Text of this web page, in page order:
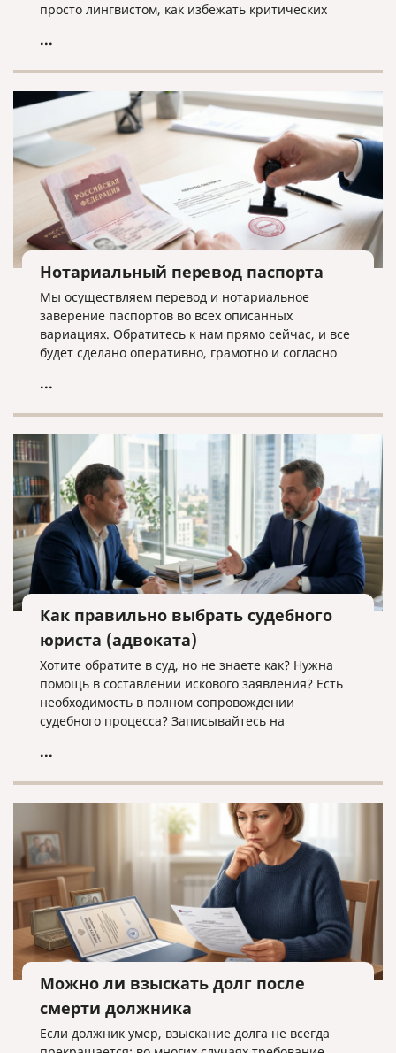
просто лингвистом, как избежать критических
получения качественного результата при работе с
...
Нотариальный перевод паспорта
Мы осуществляем перевод и нотариальное
заверение паспортов во всех описанных
вариациях. Обратитесь к нам прямо сейчас, и все
будет сделано оперативно, грамотно и согласно
...
Как правильно выбрать судебного
юриста (адвоката)
Хотите обратите в суд, но не знаете как? Нужна
помощь в составлении искового заявления? Есть
необходимость в полном сопровождении
судебного процесса? Записывайтесь на
cлово» по адресу law@pravoislovo.ru
...
Можно ли взыскать долг после
смерти должника
Если должник умер, взыскание долга не всегда